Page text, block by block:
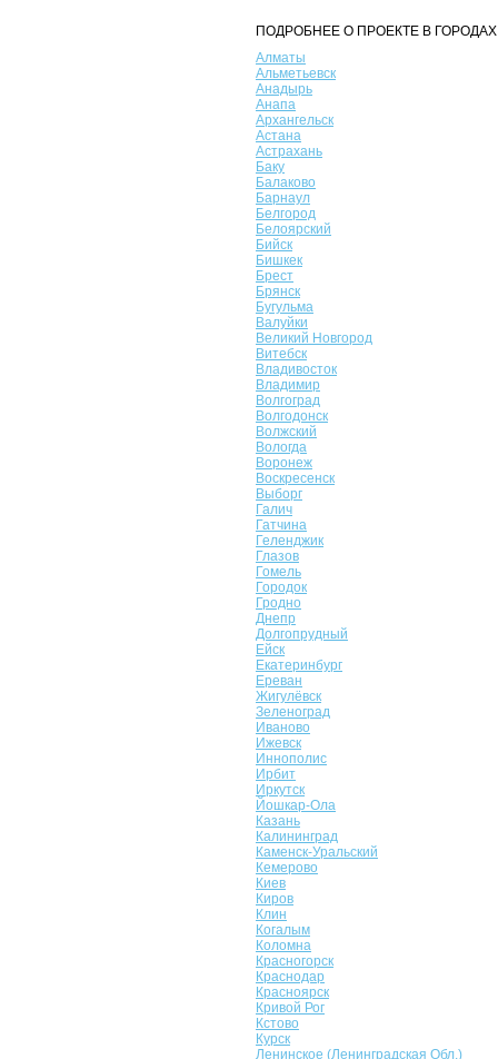
ПОДРОБНЕЕ О ПРОЕКТЕ В
Алматы
Альметьевск
Анадырь
Анапа
Архангельск
Астана
Астрахань
Баку
Балаково
Барнаул
Белгород
Белоярский
Бийск
Бишкек
Брест
Брянск
Бугульма
Валуйки
Великий Новгород
Витебск
Владивосток
Владимир
Волгоград
Волгодонск
Волжский
Вологда
Воронеж
Воскресенск
Выборг
Галич
Гатчина
Геленджик
Глазов
Гомель
Городок
Гродно
Днепр
Долгопрудный
Ейск
Екатеринбург
Ереван
Жигулёвск
Зеленоград
Иваново
Ижевск
Иннополис
Ирбит
Иркутск
Йошкар-Ола
Казань
Калининград
Каменск-Уральский
Кемерово
Киев
Киров
Клин
Когалым
Коломна
Красногорск
Краснодар
Красноярск
Кривой Рог
Кстово
Курск
Ленинское (Ленинградская Обл.)